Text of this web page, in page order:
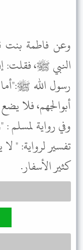
وعن فاطمة بنت
النبي ﷺ، فقلت:
رسول الله
أبوالجهم، فلا
وفي رواية لمسلم
تفسير لرواية: "
كثير الأسفار.